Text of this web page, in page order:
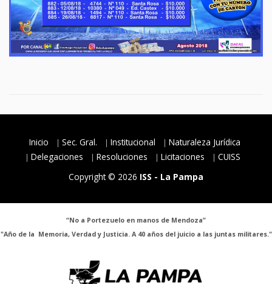
Inicio Sec. Gral. Institucional
Naturaleza Jurídica
Delegaciones
Resoluciones Licitaciones
CUISS
Copyright © 2026 ISS - La Pampa
“No a Portezuelo en manos de Mendoza”
"Año de la Memoria, Verdad y Justicia. A 40 años del juicio a las juntas militares."